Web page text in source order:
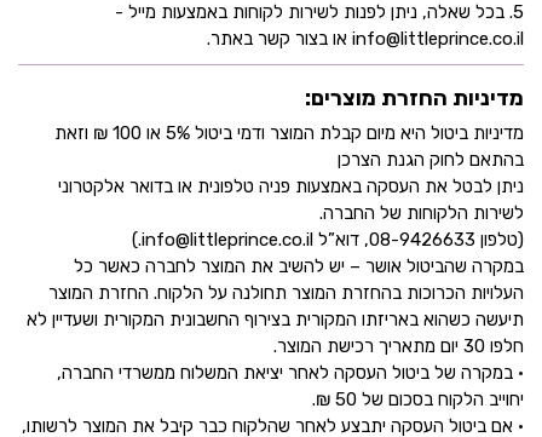
5. בכל שאלה, ניתן לפנות לשירות לקוחות באמצעות מייל -
info@littleprince.co.il או בצור קשר באתר.
מדיניות החזרת מוצרים:
מדיניות ביטול היא מיום קבלת המוצר ודמי ביטול 5% או 100 ₪ וזאת
בהתאם לחוק הגנת הצרכן
ניתן לבטל את העסקה באמצעות פניה טלפונית או בדואר אלקטרוני
לשירות הלקוחות של החברה.
(טלפון 08-9426633, דוא”ל info@littleprince.co.il.)
במקרה שהביטול אושר – יש להשיב את המוצר לחברה כאשר כל
העלויות הכרוכות בהחזרת המוצר תחולנה על הלקוח. החזרת המוצר
תיעשה כשהוא באריזתו המקורית בצירוף החשבונית המקורית ושעדיין לא
חלפו 30 יום מתאריך רכישת המוצר.
• במקרה של ביטול העסקה לאחר יציאת המשלוח ממשרדי החברה,
יחוייב הלקוח בסכום של 50 ₪.
• אם ביטול העסקה יתבצע לאחר שהלקוח כבר קיבל את המוצר לרשותו,